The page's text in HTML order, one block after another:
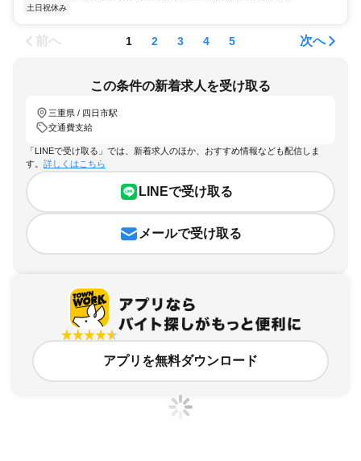
土日祝休み
前へ 1 2 3 4 5 次へ
この条件の新着求人を受け取る
三重県 / 四日市駅
交通費支給
「LINEで受け取る」では、新着求人のほか、おすすめ情報なども配信しま
す。 詳しくはこちら
LINEで受け取る
メールで受け取る
アプリを無料ダウンロード